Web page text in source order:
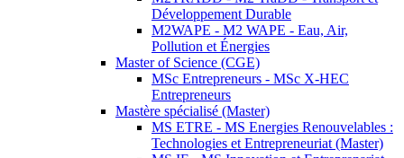
Développement Durable
M2WAPE - M2 WAPE - Eau, Air,
Pollution et Énergies
Master of Science (CGE)
MSc Entrepreneurs - MSc X-HEC
Entrepreneurs
Mastère spécialisé (Master)
MS ETRE - MS Energies Renouvelables :
Technologies et Entrepreneuriat (Master)